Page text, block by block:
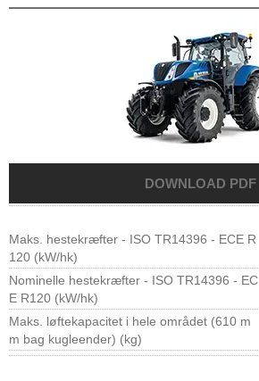
Maks. hestekræfter - ISO TR14396 - ECE R
120 (kW/hk)
Nominelle hestekræfter - ISO TR14396 - EC
E R120 (kW/hk)
Maks. løftekapacitet i hele området (610 m
m bag kugleender) (kg)